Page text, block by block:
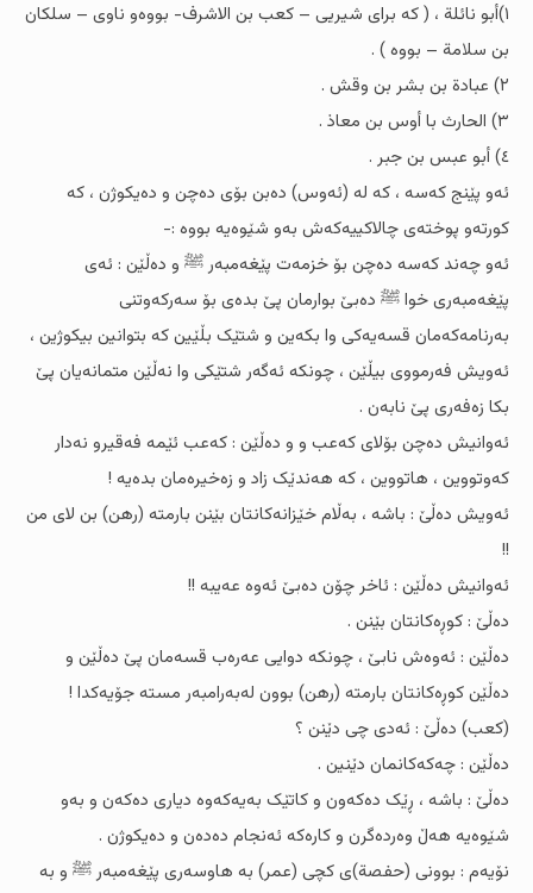
١)أبو نائلة ، ( کە براى شیریی – کعب بن الاشرف- بووەو ناوى – سلکان
بن سلامة – بووە ) .
٢) عبادة بن بشر بن وقش .
٣) الحارث با أوس بن معاذ .
٤) أبو عبس بن جبر .
ئەو پێنج کەسە ، کە لە (ئەوس) دەبن بۆى دەچن و دەیکوژن ، کە
کورتەو پوختەى چالاکییەکەش بەو شێوەیە بووە :-
ئەو چەند کەسە دەچن بۆ خزمەت پێغەمبەر ﷺ و دەڵێن : ئەى
پێغەمبەرى خوا ﷺ دەبێ بوارمان پێ بدەى بۆ سەرکەوتنى
بەرنامەکەمان قسەیەکى وا بکەین و شتێک بڵێین کە بتوانین بیکوژین ،
ئەویش فەرمووى بیڵێن ، چونکە ئەگەر شتێکى وا نەڵێن متمانەیان پێ
بکا زەفەرى پێ نابەن .
ئەوانیش دەچن بۆلاى کەعب و و دەڵێن : کەعب ئێمە فەقیرو نەدار
کەوتووین ، هاتووین ، کە هەندێک زاد و زەخیرەمان بدەیە !
ئەویش دەڵێ : باشە ، بەڵام خێزانەکانتان بێنن بارمتە (رهن) بن لاى من
!!
ئەوانیش دەڵێن : ئاخر چۆن دەبێ ئەوە عەیبە !!
دەڵێ : کوڕەکانتان بێنن .
دەڵێن : ئەوەش نابێ ، چونکە دوایی عەرەب قسەمان پێ دەڵێن و
دەڵێن کوڕەکانتان بارمتە (رهن) بوون لەبەرامبەر مستە جۆیەکدا !
(کعب) دەڵێ : ئەدى چى دێنن ؟
دەڵێن : چەکەکانمان دێنین .
دەڵێ : باشە ، ڕێک دەکەون و کاتێک بەیەکەوە دیارى دەکەن و بەو
شێوەیە هەڵ وەردەگرن و کارەکە ئەنجام دەدەن و دەیکوژن .
نۆیەم : بوونى (حفصة)ى کچى (عمر) بە هاوسەرى پێغەمبەر ﷺ و بە